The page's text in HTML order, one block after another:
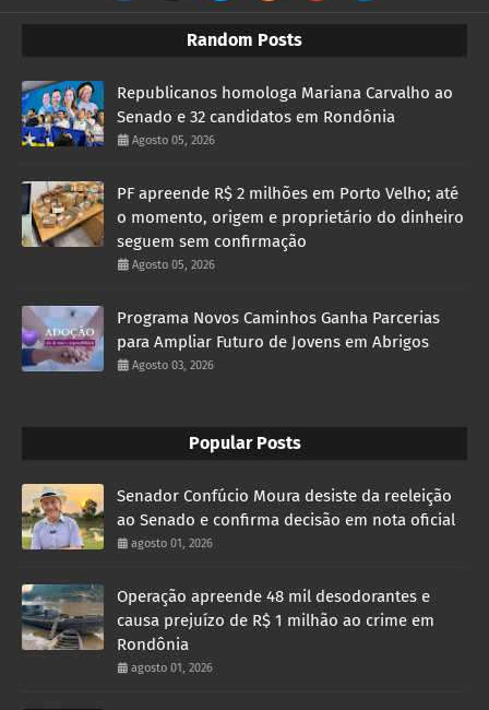
Random Posts
Republicanos homologa Mariana Carvalho ao
Senado e 32 candidatos em Rondônia
Agosto 05, 2026
PF apreende R$ 2 milhões em Porto Velho; até
o momento, origem e proprietário do dinheiro
seguem sem confirmação
Agosto 05, 2026
Programa Novos Caminhos Ganha Parcerias
para Ampliar Futuro de Jovens em Abrigos
Agosto 03, 2026
Popular Posts
Senador Confúcio Moura desiste da reeleição
ao Senado e confirma decisão em nota oficial
agosto 01, 2026
Operação apreende 48 mil desodorantes e
causa prejuízo de R$ 1 milhão ao crime em
Rondônia
agosto 01, 2026